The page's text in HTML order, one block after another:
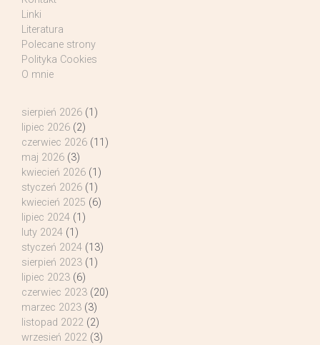
Linki
Literatura
Polecane strony
Polityka Cookies
O mnie
sierpień 2026 (1)
lipiec 2026 (2)
czerwiec 2026 (11)
maj 2026 (3)
kwiecień 2026 (1)
styczeń 2026 (1)
kwiecień 2025 (6)
lipiec 2024 (1)
luty 2024 (1)
styczeń 2024 (13)
sierpień 2023 (1)
lipiec 2023 (6)
czerwiec 2023 (20)
marzec 2023 (3)
listopad 2022 (2)
wrzesień 2022 (3)